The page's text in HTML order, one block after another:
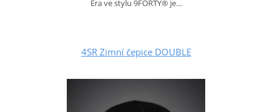
Era ve stylu 9FORTY® je…
4SR Zimní čepice DOUBLE